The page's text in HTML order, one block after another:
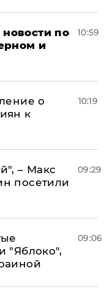
по
и
10:59
о
к
10:19
– Макс
посетили
09:29
"Яблоко",
09:06